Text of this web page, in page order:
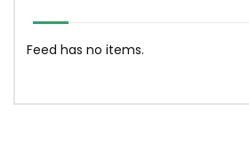
Feed has no items.